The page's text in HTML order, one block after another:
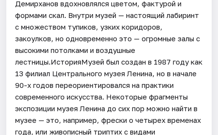
Демирханов вдохновлялся цветом, фактурой и
формами скал. Внутри музей — настоящий лабиринт
с множеством тупиков, узких коридоров,
закоулков, но одновременно это — огромные залы с
высокими потолками и воздушные
лестницы.ИсторияМузей был создан в 1987 году как
13 филиал Центрального музея Ленина, но в начале
90-х годов переориентировался на практики
современного искусства. Некоторые фрагменты
экспозиции музея Ленина до сих пор можно найти в
музее — это, например, фрески о четырех временах
года, или живописный триптих с видами